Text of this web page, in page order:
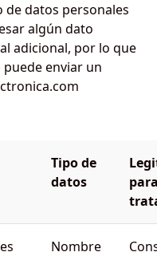
de datos personales
algún dato
adicional, por lo que
enviar un
Tipo de
datos
Nombre